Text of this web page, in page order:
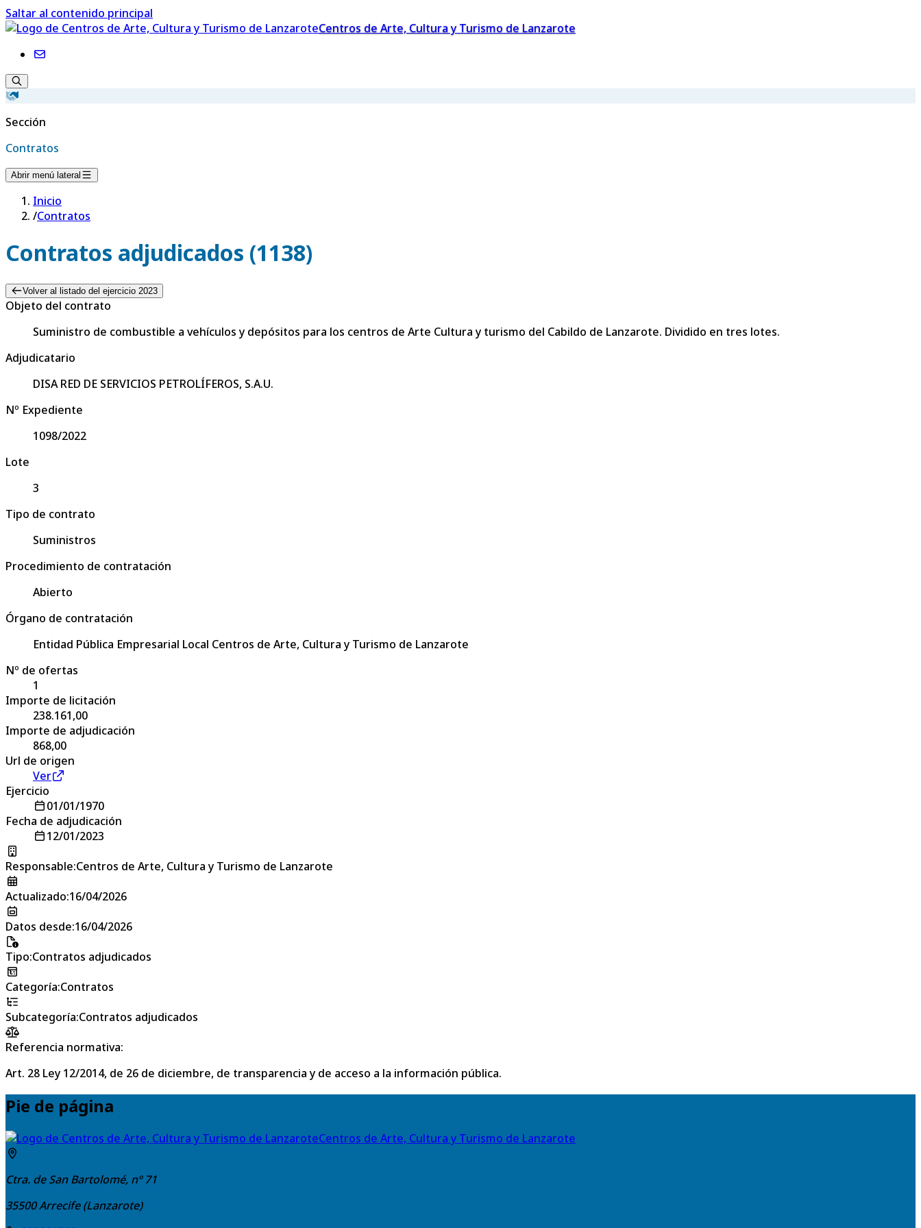
Saltar al contenido principal
Centros de Arte, Cultura y Turismo de Lanzarote
Sección
Contratos
Abrir menú lateral
Inicio
/Contratos
Contratos adjudicados (1138)
Volver al listado del ejercicio 2023
Objeto del contrato
Suministro de combustible a vehículos y depósitos para los centros de Arte Cultura y turismo del Cabildo de Lanzarote. Dividido en tres lotes.
Adjudicatario
DISA RED DE SERVICIOS PETROLÍFEROS, S.A.U.
Nº Expediente
1098/2022
Lote
3
Tipo de contrato
Suministros
Procedimiento de contratación
Abierto
Órgano de contratación
Entidad Pública Empresarial Local Centros de Arte, Cultura y Turismo de Lanzarote
Nº de ofertas
1
Importe de licitación
238.161,00
Importe de adjudicación
868,00
Url de origen
Ver
Ejercicio
01/01/1970
Fecha de adjudicación
12/01/2023
Responsable:Centros de Arte, Cultura y Turismo de Lanzarote
Actualizado:16/04/2026
Datos desde:16/04/2026
Tipo:Contratos adjudicados
Categoría:Contratos
Subcategoría:Contratos adjudicados
Referencia normativa:
Art. 28 Ley 12/2014, de 26 de diciembre, de transparencia y de acceso a la información pública.
Pie de página
Centros de Arte, Cultura y Turismo de Lanzarote
Ctra. de San Bartolomé, nº 71
35500Arrecife (Lanzarote)